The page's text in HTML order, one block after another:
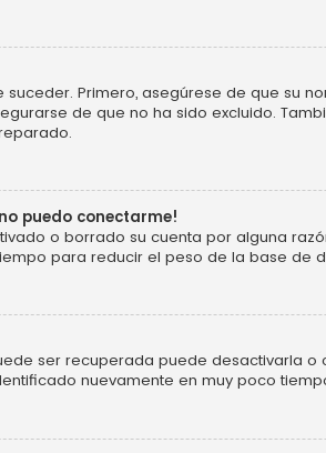
Primero, asegúrese de que su
de que no ha sido excluido.
puedo conectarme!
o borrado su cuenta por alguna
para reducir el peso de la base de
ser recuperada puede desactivarla
nuevamente en muy poco